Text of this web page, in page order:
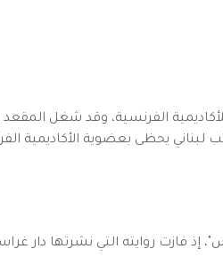
يحظى بعضوية الأكاديمية
الفرنسية، لعام 1993 عن رواية “صخرة طانيوس"، إذ